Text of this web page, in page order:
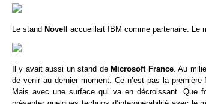
Le stand Novell accueillait IBM comme partenaire. Le
Il y avait aussi un stand deMicrosoft France. Au
de venir au dernier moment. Ce n’est pas la
Mais avec une surface qui va en décroissant. Que